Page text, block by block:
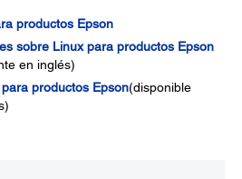
productos Epson
sobre Linux para productos Epson
en inglés)
productos Epson(disponible